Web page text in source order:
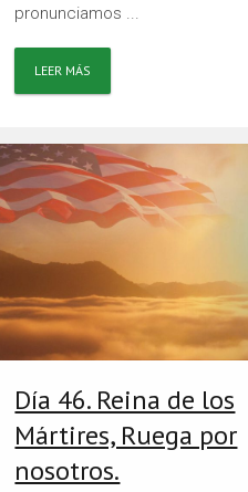
pronunciamos ...
LEER MÁS
Día 46. Reina de los
Mártires, Ruega por
nosotros.